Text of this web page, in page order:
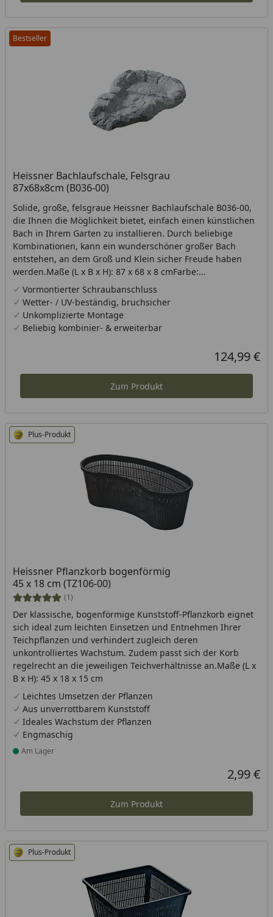
Bestseller
Heissner Bachlaufschale, Felsgrau
87x68x8cm (B036-00)
Solide, große, felsgraue Heissner Bachlaufschale B036-00,
die Ihnen die Möglichkeit bietet, einfach einen künstlichen
Bach in Ihrem Garten zu installieren. Durch beliebige
Kombinationen, kann ein wunderschöner großer Bach
entstehen, an dem Groß und Klein sicher Freude haben
werden.Maße (L x B x H): 87 x 68 x 8 cmFarbe:
Felsgrau*Schlauchtülle nicht enthalten
Vormontierter Schraubanschluss
Wetter- / UV-beständig, bruchsicher
Unkomplizierte Montage
Beliebig kombinier- & erweiterbar
Aktueller
124,99 €
Zum Produkt
Plus-Produkt
Heissner Pflanzkorb bogenförmig
45 x 18 cm (TZ106-00)
(1)
Der klassische, bogenförmige Kunststoff-Pflanzkorb eignet
sich ideal zum leichten Einsetzen und Entnehmen Ihrer
Teichpflanzen und verhindert zugleich deren
unkontrolliertes Wachstum. Zudem passt sich der Korb
regelrecht an die jeweiligen Teichverhältnisse an.Maße (L x
B x H): 45 x 18 x 15 cm
Leichtes Umsetzen der Pflanzen
Aus unverrottbarem Kunststoff
Ideales Wachstum der Pflanzen
Engmaschig
Produkt am Lager
Am Lager
Aktueller
2,99 €
Zum Produkt
Plus-Produkt